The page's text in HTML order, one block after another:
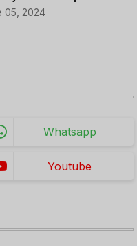
Mark Robinson
05, 2024
Whatsapp
Youtube